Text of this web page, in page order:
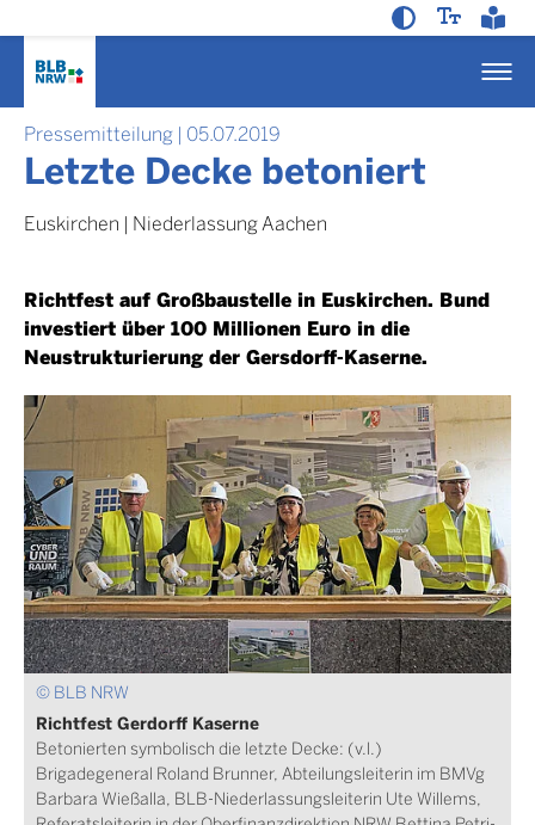
Pressemitteilung | 05.07.2019
Letzte Decke betoniert
Euskirchen | Niederlassung Aachen
Richtfest auf Großbaustelle in Euskirchen. Bund
investiert über 100 Millionen Euro in die
Neustrukturierung der Gersdorff-Kaserne.
© BLB NRW
Richtfest Gerdorff Kaserne
Betonierten symbolisch die letzte Decke: (v.l.)
Brigadegeneral Roland Brunner, Abteilungsleiterin im BMVg
Barbara Wießalla, BLB-Niederlassungsleiterin Ute Willems,